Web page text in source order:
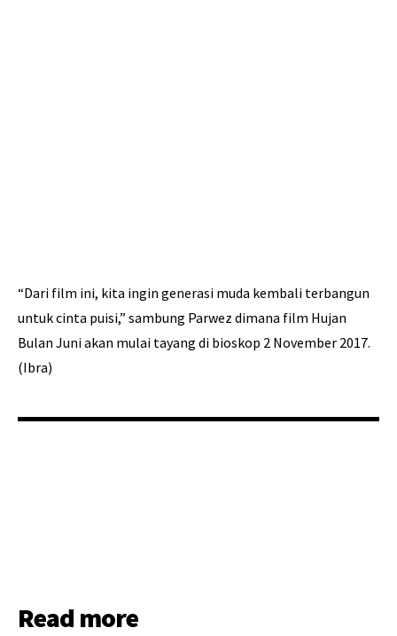
“Dari film ini, kita ingin generasi muda kembali terbangun
untuk cinta puisi,” sambung Parwez dimana film Hujan
Bulan Juni akan mulai tayang di bioskop 2 November 2017.
(Ibra)
Read more